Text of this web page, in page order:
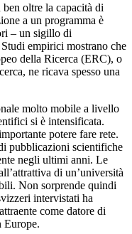
oltre la capacità di
a un programma è
– un sigillo di
empirici mostrano che
della Ricerca (ERC), o
ne ricava spesso una
molto mobile a livello
si è intensificata.
potere fare rete.
pubblicazioni scientifiche
negli ultimi anni. Le
di un’università
Non sorprende quindi
intervistati ha
come datore di
Europe.